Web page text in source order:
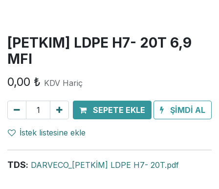
[PETKIM] LDPE H7- 20T 6,9
MFI
0,00 ₺ KDV Hariç
SEPETE EKLE ŞİMDİ AL
İstek listesine ekle
TDS: DARVECO_[PETKİM] LDPE H7- 20T.pdf